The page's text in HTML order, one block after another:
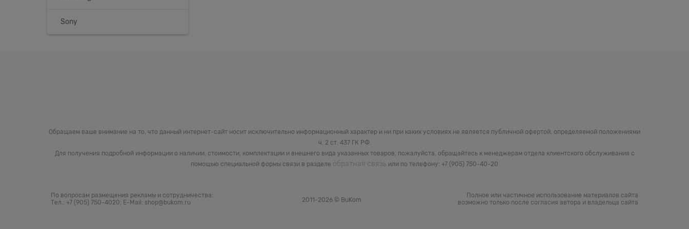
Sony
Обращаем ваше внимание на то, что данный интернет-сайт носит исключительно информационный характер и ни при каких условиях не является публичной офертой, определяемой положениями
ч. 2 ст. 437 ГК РФ.
Для получения подробной информации о наличии, стоимости, комплектации и внешнего вида указанных товаров, пожалуйста, обращайтесь к менеджерам отдела клиентского обслуживания с
помощью специальной формы связи в разделе обратная связь или по телефону: +7 (905) 750-40-20
По вопросам размещения рекламы и сотрудничества:
Тел.: +7 (905) 750-4020; E-Mail: shop@bukom.ru
2011-2026 © BuKom
Полное или частичное использование материалов сайта
возможно только после согласия автора и владельца сайта